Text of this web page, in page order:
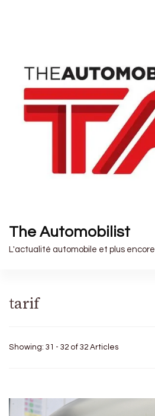
The Automobilist
L'actualité automobile et plus encore
tarif
Showing: 31 - 32 of 32 Articles